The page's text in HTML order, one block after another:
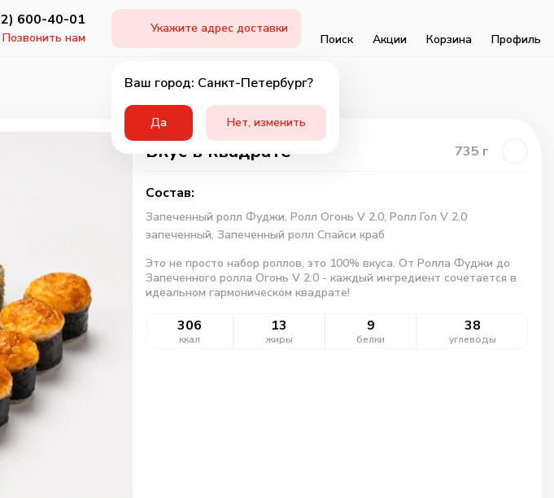
600-40-01
Позвонить нам
Укажите адрес доставки
Ваш город: Санкт-Петербург?
Да Нет, изменить
Поиск Акции Корзина Профиль
Вкус в квадрате 735 г
Состав:
Запеченный ролл Фуджи, Ролл Огонь V 2.0, Ролл Гол V 2.0
запеченный, Запеченный ролл Спайси краб
Это не просто набор роллов, это 100% вкуса. От Ролла Фуджи до
Запеченного ролла Огонь V 2.0 - каждый ингредиент сочетается в
идеальном гармоническом квадрате!
306
ккал
13
жиры
9
белки
38
углеводы